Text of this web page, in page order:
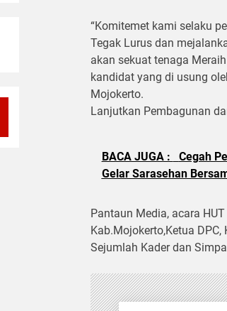
“Komitemet kami selaku
Tegak Lurus dan
akan sekuat tenaga
kandidat yang di usung
Mojokerto.
Lanjutkan Pembagunan
BACA JUGA :
Cegah
Gelar Sarasehan
Pantaun Media, acara
Kab.Mojokerto,Ketua
Sejumlah Kader dan